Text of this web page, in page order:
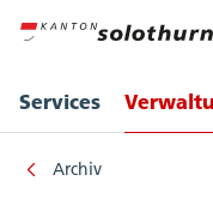
Services
Archiv